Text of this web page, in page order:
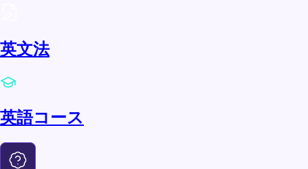
英文法
英語コース